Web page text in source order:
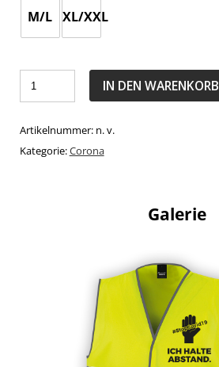
M/L XL/XXL
IN DEN WARENKORB
Artikelnummer: n. v.
Kategorie:Corona
Galerie